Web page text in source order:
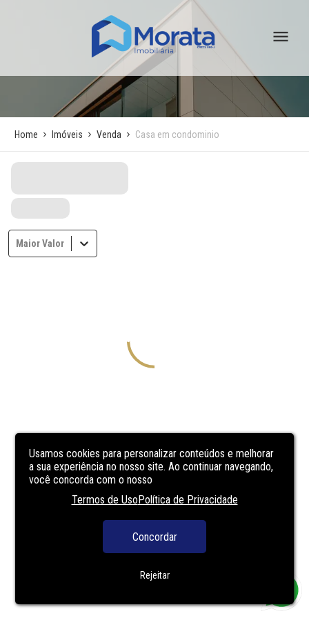
Usamos cookies para personalizar conteúdos e melhorar
a sua experiência no nosso site. Ao continuar navegando,
você concorda com o nosso
Termos de UsoPolítica de Privacidade
Concordar
Rejeitar
Home Imóveis Venda Casa em condominio
Maior Valor